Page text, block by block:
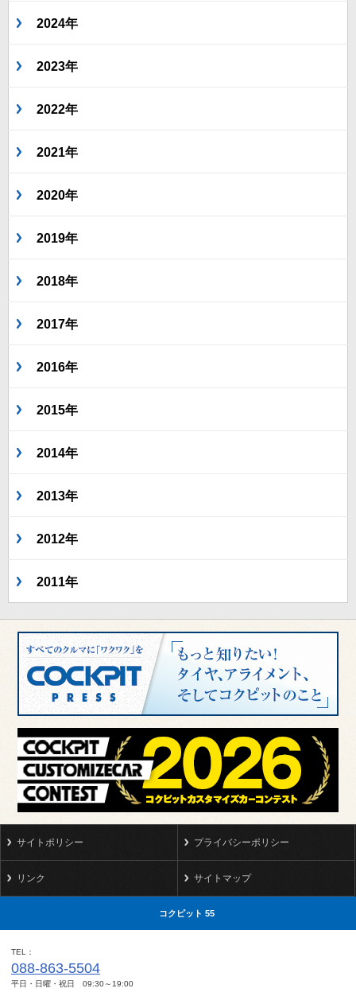
2024年
2023年
2022年
2021年
2020年
2019年
2018年
2017年
2016年
2015年
2014年
2013年
2012年
2011年
サイトポリシー プライバシーポリシー
リンク サイトマップ
コクピット 55
TEL
088-863-5504
平日・日曜・祝日 09:30～19:00